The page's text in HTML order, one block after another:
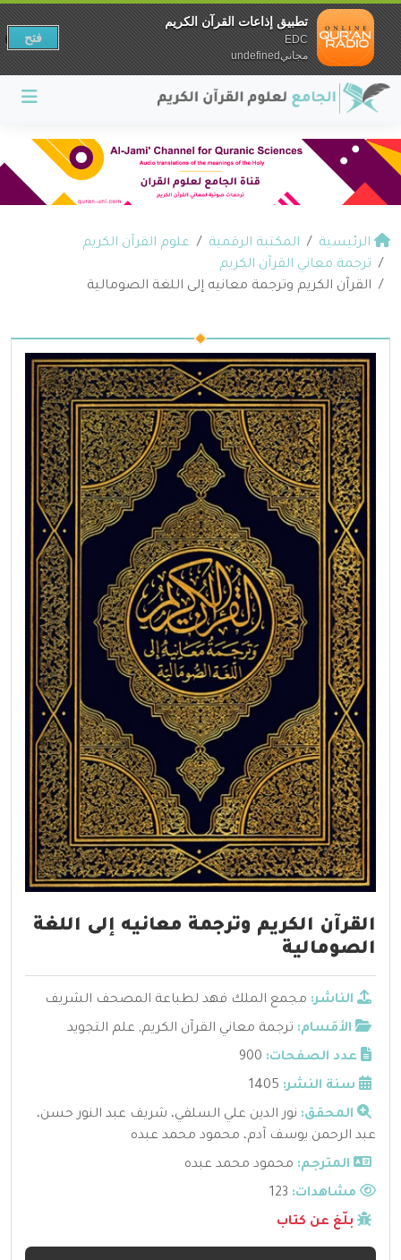
الرئيسية المكتبة الرقمية
علوم القرآن الكريم
ترجمة معاني القرآن الكريم
القرآن الكريم وترجمة معانيه إلى اللغة الصومالية
القرآن الكريم وترجمة معانيه إلى اللغة
الصومالية
الناشر: مجمع الملك فهد لطباعة المصحف الشريف
الأقسام: ترجمة معاني القرآن الكريم, علم التجويد
عدد الصفحات: 900
سنة النشر: 1405
المحقق: نور الدين علي السلفي، شريف عبد النور حسن،
عبد الرحمن يوسف آدم، محمود محمد عبده
المترجم: محمود محمد عبده
مشاهدات:
بلّغ عن كتاب
تطبيق إذاعات القرآن الكريم
EDC
مجانيundefined
فتح